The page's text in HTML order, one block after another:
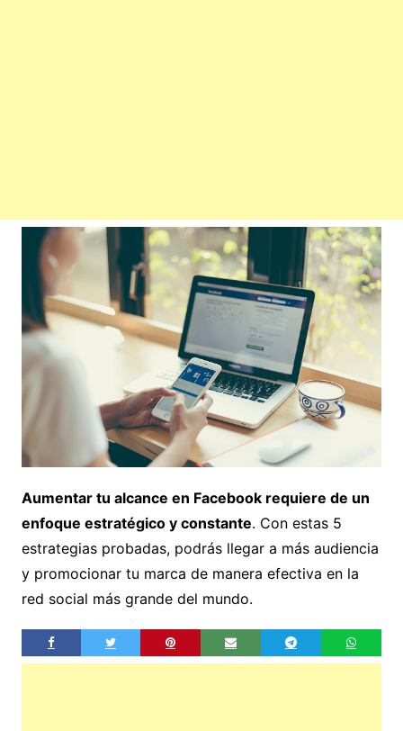
Aumentar tu alcance en Facebook requiere de un
enfoque estratégico y constante. Con estas 5
estrategias probadas, podrás llegar a más audiencia
y promocionar tu marca de manera efectiva en la
red social más grande del mundo.